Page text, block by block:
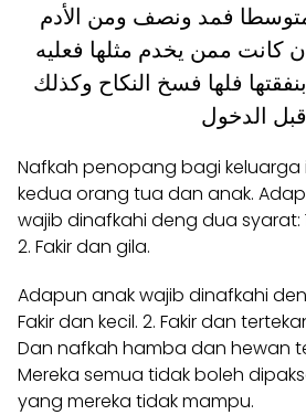
فمد ونصف ومن الأدم
كانت ممن يخدم مثلها فعليه
فلها فسخ النكاح وكذلك
Nafkah penopang bagi keluarga
kedua orang tua dan anak.
wajib dinafkahi deng dua syarat:
2. Fakir dan gila.
Adapun anak wajib dinafkahi
Fakir dan kecil. 2. Fakir dan
Dan nafkah hamba dan hewan
Mereka semua tidak boleh
yang mereka tidak mampu.